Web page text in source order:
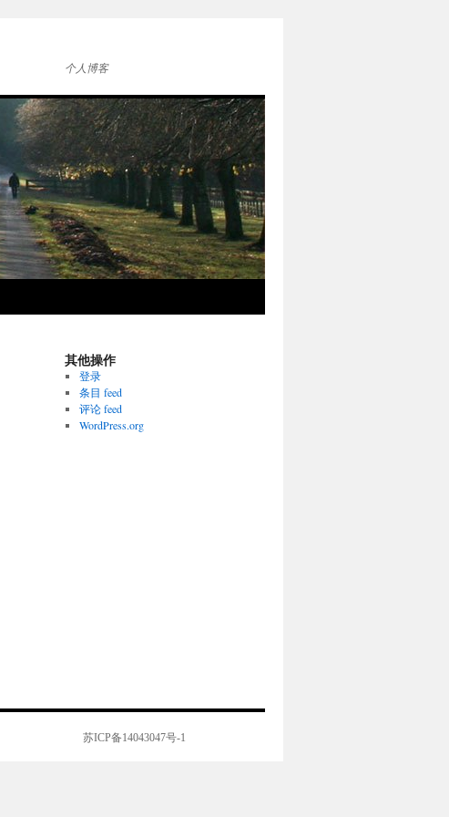
个人博客
其他操作
登录
条目 feed
评论 feed
WordPress.org
苏ICP备14043047号-1